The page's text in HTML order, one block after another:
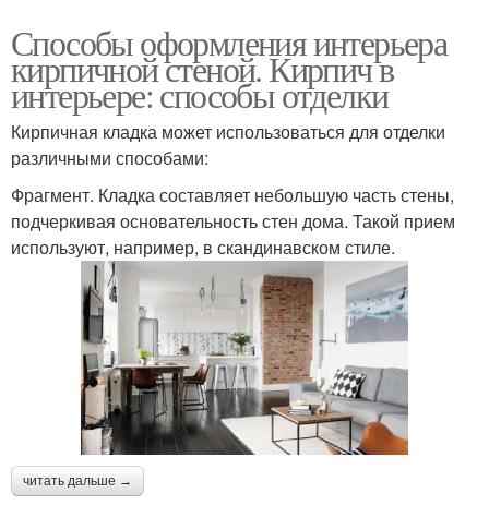
Способы оформления интерьера
кирпичной стеной. Кирпич в
интерьере: способы отделки
Кирпичная кладка может использоваться для отделки
различными способами:
Фрагмент. Кладка составляет небольшую часть стены,
подчеркивая основательность стен дома. Такой прием
используют, например, в скандинавском стиле.
читать дальше →